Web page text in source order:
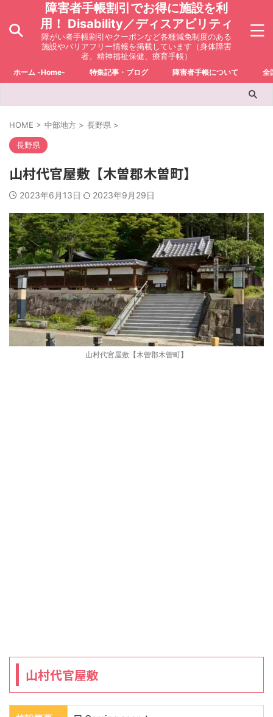
障害者手帳割引でお得に施設を利
用！ Disability／ディスアビリティ
障がい者手帳割引やクーポンなど各種減免制度のある
施設やバリアフリー情報を掲載しています（身体障害
者、精神福祉保健、療育手帳）
ホーム -Home- 特集記事・ブログ 障害者手帳について 全
HOME > 中部地方 > 長野県 >
長野県
山村代官屋敷【木曽郡木曽町】
2023年6月13日 2023年9月29日
山村代官屋敷【木曽郡木曽町】
山村代官屋敷